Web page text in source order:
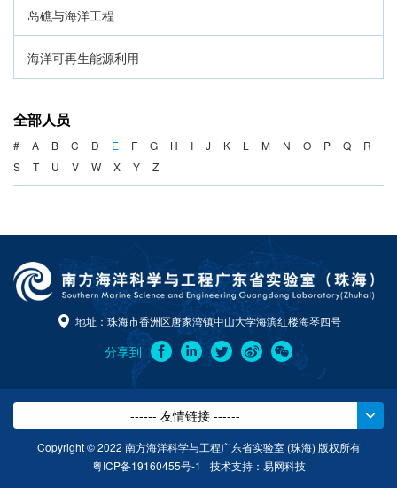
岛礁与海洋工程
海洋可再生能源利用
海洋产业与政策
海洋可持续发展
全部人员
# A B C D E F G H I J K L M N O P Q
R
S
T U V W X Y Z
地址：珠海市香洲区唐家湾镇中山大学海滨红楼海琴四号
分享到
------ 友情链接 ------
Copyright © 2022 南方海洋科学与工程广东省实验室 (珠海) 版权所有
粤ICP备19160455号-1
技术支持： 易网科技